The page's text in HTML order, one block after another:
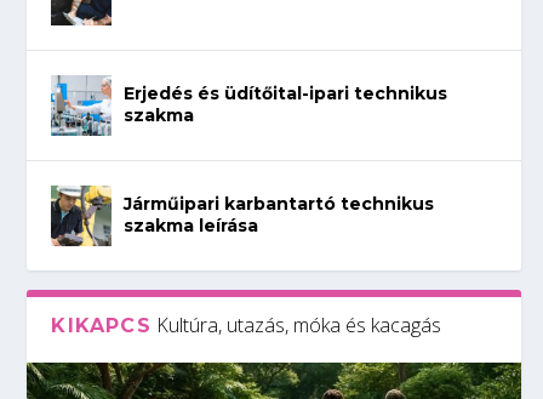
Erjedés és üdítőital-ipari technikus
szakma
Járműipari karbantartó technikus
szakma leírása
KIKAPCS Kultúra, utazás, móka és kacagás